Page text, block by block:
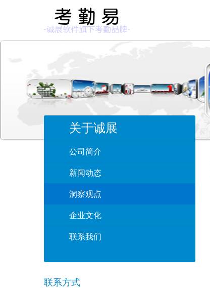
关于诚展
公司简介
新闻动态
洞察观点
企业文化
联系我们
联系方式